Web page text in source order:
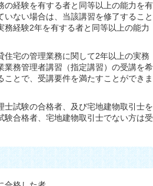
経験を有する者と同等以上の能力を有
ない場合は、当該講習を修了すること
務経験2年を有する者と同等以上の能力
住宅の管理業務に関して2年以上の実務
業務管理者講習（指定講習）の受講を希
とで、受講要件を満たすことができま
士試験の合格者、及び宅地建物取引士を
験合格者、宅地建物取引士でない方は受